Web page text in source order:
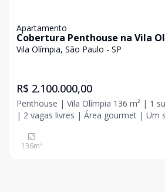
Apartamento
Cobertura Penthouse na Vila
Vila Olímpia, São Paulo - SP
R$ 2.100.000,00
Penthouse | Vila Olímpia 136 m² | 1
| 2 vagas livres | Área gourmet | Um
e menos ainda com custos de
abaixo da média. Esta
136m²